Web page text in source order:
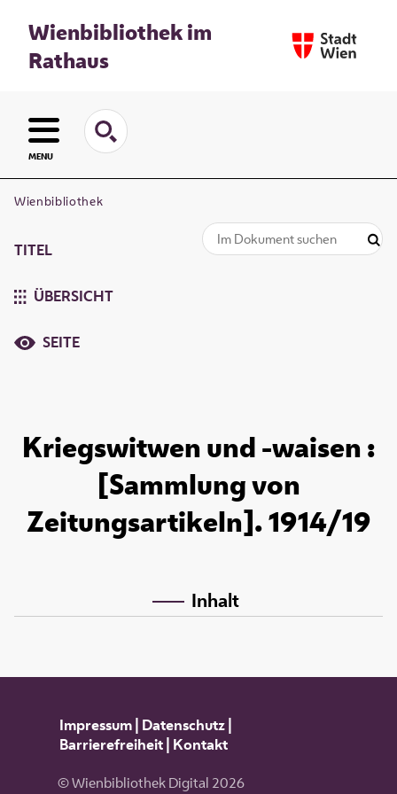
Wienbibliothek im
Rathaus
MENU
Wienbibliothek
TITEL
ÜBERSICHT
SEITE
Kriegswitwen und -waisen :
[Sammlung von
Zeitungsartikeln]. 1914/19
Inhalt
Impressum| Datenschutz|
Barrierefreiheit| Kontakt
© Wienbibliothek Digital 2026